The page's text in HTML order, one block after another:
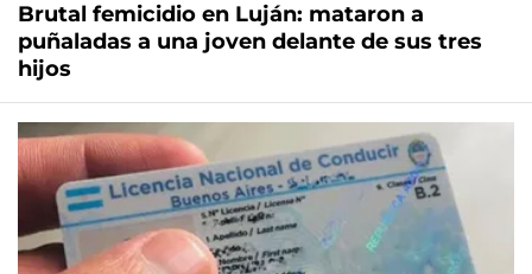
Brutal femicidio en Luján: mataron a
puñaladas a una joven delante de sus tres
hijos